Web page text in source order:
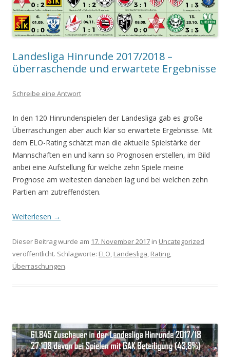
Landesliga Hinrunde 2017/2018 –
überraschende und erwartete Ergebnisse
Schreibe eine Antwort
In den 120 Hinrundenspielen der Landesliga gab es große
Überraschungen aber auch klar so erwartete Ergebnisse. Mit
dem ELO-Rating schätzt man die aktuelle Spielstärke der
Mannschaften ein und kann so Prognosen erstellen, im Bild
anbei eine Aufstellung für welche zehn Spiele meine
Prognose am weitesten daneben lag und bei welchen zehn
Partien am zutreffendsten.
Weiterlesen →
Dieser Beitrag wurde am 17. November 2017 in Uncategorized
veröffentlicht. Schlagworte: ELO Landesliga Rating
Überraschungen.